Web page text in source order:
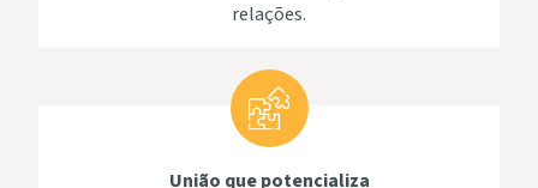
relações.
União que potencializa